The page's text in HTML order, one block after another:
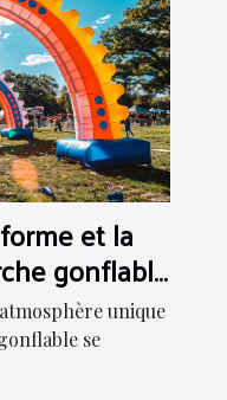
et la
gonflable
unique
se